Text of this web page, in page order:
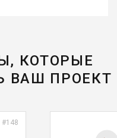
КОТОРЫЕ
ВАШ ПРОЕКТ
#148